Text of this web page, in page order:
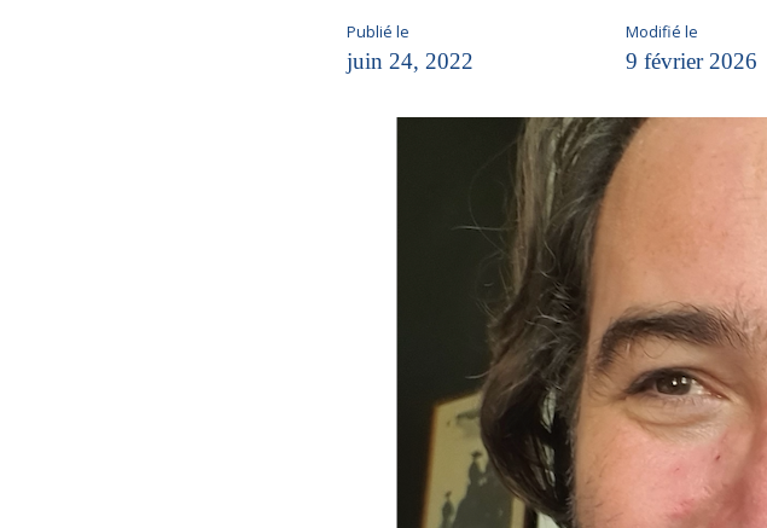
Publié le
juin 24, 2022
Modifié le
9 février 2026